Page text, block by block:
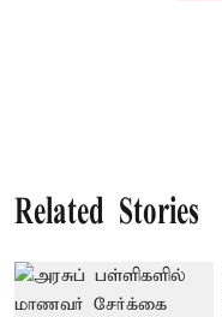
Related Stories